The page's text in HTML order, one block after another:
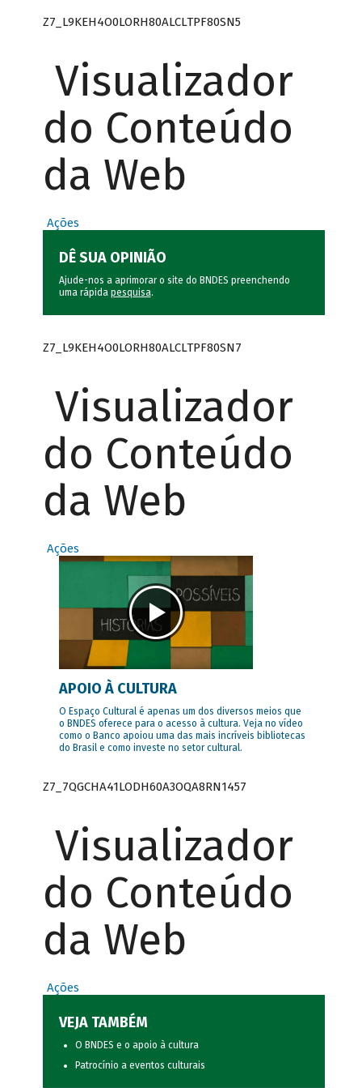
Z7_L9KEH4O0LORH80ALCLTPF80SN5
Visualizador
do Conteúdo
da Web
Ações
DÊ SUA OPINIÃO
Ajude-nos a aprimorar o site do BNDES preenchendo
uma rápida pesquisa.
Z7_L9KEH4O0LORH80ALCLTPF80SN7
Visualizador
do Conteúdo
da Web
Ações
APOIO À CULTURA
O Espaço Cultural é apenas um dos diversos meios que
o BNDES oferece para o acesso à cultura. Veja no vídeo
como o Banco apoiou uma das mais incríveis bibliotecas
do Brasil e como investe no setor cultural.
Z7_7QGCHA41LODH60A3OQA8RN1457
Visualizador
do Conteúdo
da Web
Ações
VEJA TAMBÉM
O BNDES e o apoio à cultura
Patrocínio a eventos culturais